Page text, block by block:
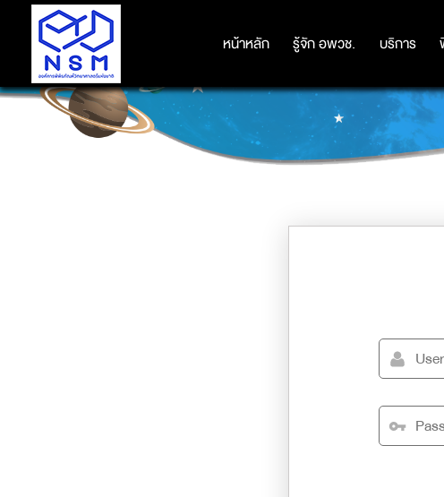
หน้าหลัก รู้จัก อพวช. บริการ
หน้าหลัก รู้จัก อพวช. บริการ